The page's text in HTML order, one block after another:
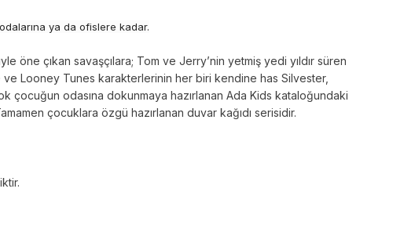
ya da ofislere kadar.
öne çıkan savaşçılara; Tom ve Jerry’nin yetmiş yedi yıldır süren
Looney Tunes karakterlerinin her biri kendine has Silvester,
çocuğun odasına dokunmaya hazırlanan Ada Kids kataloğundaki
çocuklara özgü hazırlanan duvar kağıdı serisidir.